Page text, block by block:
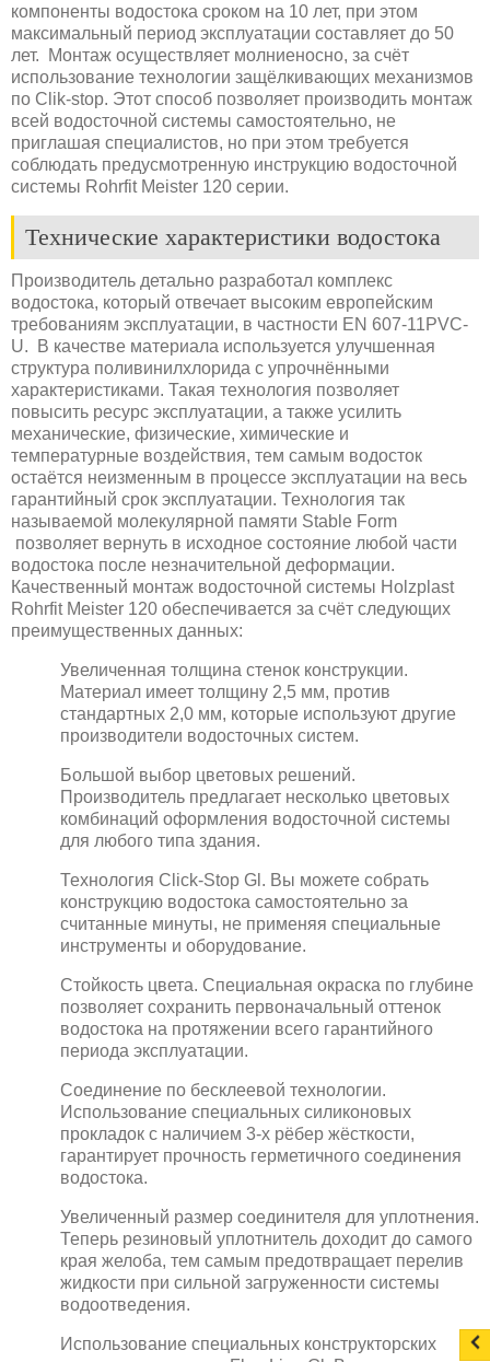
компоненты водостока сроком на 10 лет, при этом
максимальный период эксплуатации составляет до 50
лет. Монтаж осуществляет молниеносно, за счёт
использование технологии защёлкивающих механизмов
по Clik-stop. Этот способ позволяет производить монтаж
всей водосточной системы самостоятельно, не
приглашая специалистов, но при этом требуется
соблюдать предусмотренную инструкцию водосточной
системы Rohrfit Meister 120 серии.
Технические характеристики водостока
Производитель детально разработал комплекс
водостока, который отвечает высоким европейским
требованиям эксплуатации, в частности EN 607-11PVC-
U. В качестве материала используется улучшенная
структура поливинилхлорида с упрочнёнными
характеристиками. Такая технология позволяет
повысить ресурс эксплуатации, а также усилить
механические, физические, химические и
температурные воздействия, тем самым водосток
остаётся неизменным в процессе эксплуатации на весь
гарантийный срок эксплуатации. Технология так
называемой молекулярной памяти Stable Form
позволяет вернуть в исходное состояние любой части
водостока после незначительной деформации.
Качественный монтаж водосточной системы Holzplast
Rohrfit Meister 120 обеспечивается за счёт следующих
преимущественных данных:
Увеличенная толщина стенок конструкции.
Материал имеет толщину 2,5 мм, против
стандартных 2,0 мм, которые используют другие
производители водосточных систем.
Большой выбор цветовых решений.
Производитель предлагает несколько цветовых
комбинаций оформления водосточной системы
для любого типа здания.
Технология Click-Stop Gl. Вы можете собрать
конструкцию водостока самостоятельно за
считанные минуты, не применяя специальные
инструменты и оборудование.
Стойкость цвета. Специальная окраска по глубине
позволяет сохранить первоначальный оттенок
водостока на протяжении всего гарантийного
периода эксплуатации.
Соединение по бесклеевой технологии.
Использование специальных силиконовых
прокладок с наличием 3-х рёбер жёсткости,
гарантирует прочность герметичного соединения
водостока.
Увеличенный размер соединителя для уплотнения.
Теперь резиновый уплотнитель доходит до самого
края желоба, тем самым предотвращает перелив
жидкости при сильной загруженности системы
водоотведения.
Использование специальных конструкторских